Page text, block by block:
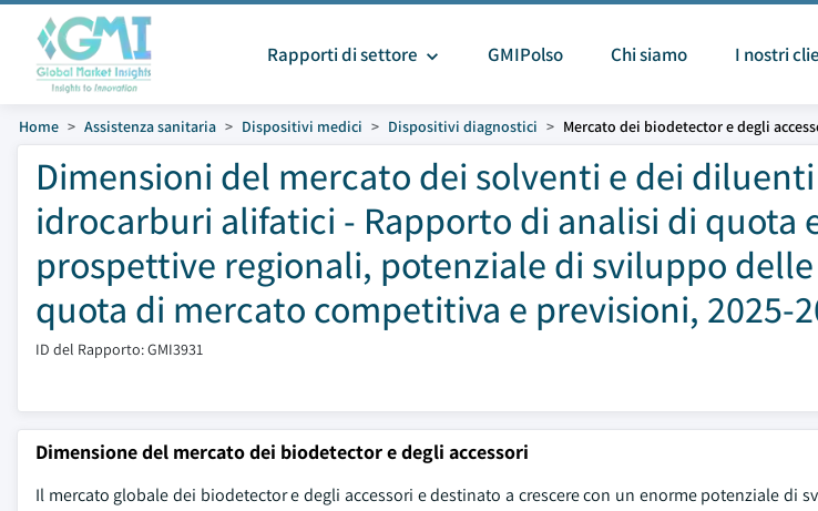
Rapporti di settore GMIPolso Chi siamo I nostri
Home Assistenza sanitaria Dispositivi medici Dispositivi diagnostici Mercato dei biodetector e degli
Dimensioni del mercato dei solventi e dei
idrocarburi alifatici - Rapporto di analisi di quota
prospettive regionali, potenziale di sviluppo
quota di mercato competitiva e previsioni, 2025-
ID del Rapporto: GMI3931
Dimensione del mercato dei biodetector e degli accessori
Il mercato globale dei biodetector e degli accessori e destinato a crescere con un enorme potenziale di